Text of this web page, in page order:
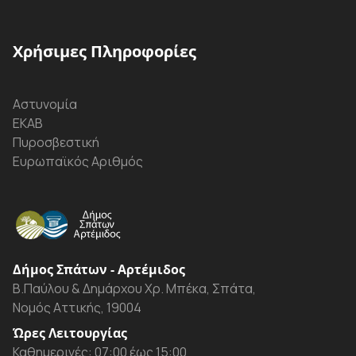
Χρήσιμες Πληροφορίες
Αστυνομία
ΕΚΑΒ
Πυροσβεστική
Ευρωπαϊκός Αριθμός
Δήμος Σπάτων - Αρτέμιδος
Β.Παύλου & Δημάρχου Χρ. Μπέκα, Σπάτα,
Νομός Αττικής, 19004
Ώρες Λειτουργίας
Καθημερινές: 07:00 έως 15:00